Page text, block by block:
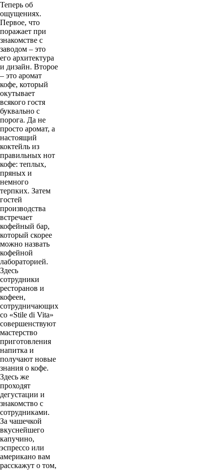
Теперь об
ощущениях.
Первое, что
поражает при
знакомстве с
заводом – это
его архитектура
и дизайн. Второе
– это аромат
кофе, который
окутывает
всякого гостя
буквально с
порога. Да не
просто аромат, а
настоящий
коктейль из
правильных нот
кофе: теплых,
пряных и
немного
терпких. Затем
гостей
производства
встречает
кофейный бар,
который скорее
можно назвать
кофейной
лабораторией.
Здесь
сотрудники
ресторанов и
кофеен,
сотрудничающих
со «Stile di Vita»
совершенствуют
мастерство
приготовления
напитка и
получают новые
знания о кофе.
Здесь же
проходят
дегустации и
знакомство с
сотрудниками.
За чашечкой
вкуснейшего
капучино,
эспрессо или
американо вам
расскажут о том,